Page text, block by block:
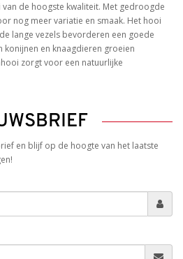
de hoogste kwaliteit. Met gedroogde
nog meer variatie en smaak. Het hooi
lange vezels bevorderen een goede
konijnen en knaagdieren groeien
zorgt voor een natuurlijke
en blijf op de hoogte van het laatste